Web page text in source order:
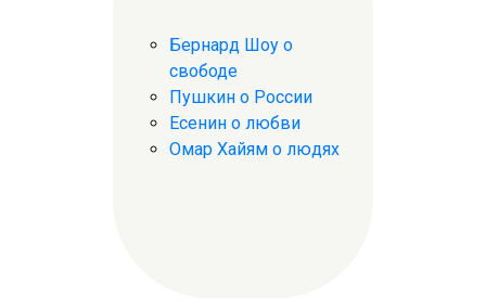
Бернард Шоу о
свободе
Пушкин о России
Есенин о любви
Омар Хайям о людях